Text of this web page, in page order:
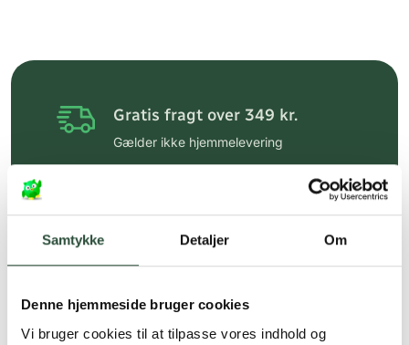
Samtykke Detaljer Om
Denne hjemmeside bruger cookies
Vi bruger cookies til at tilpasse vores indhold og
Gratis fragt over 349 kr.
Gælder ikke hjemmelevering
Få hjælp til din webordre
kundeservice@uglecare.dk
Hurtig levering (30 min. i Kbh)
Hurtigt leveringen via GLS, og DAO